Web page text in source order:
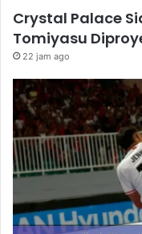
Crystal Palace
Tomiyasu
22 jam ago